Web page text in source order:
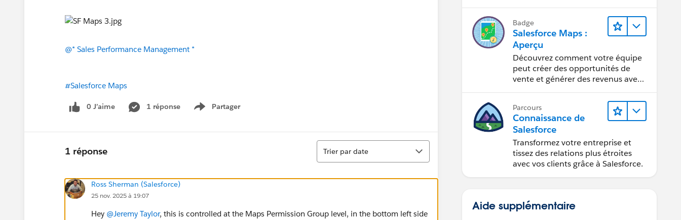
@* Sales Performance Management *
#Salesforce Maps
0 J’aime 1 réponse Partager
Show menu
1 réponse
Tri
Trier par date
Ross Sherman (Salesforce)
25 nov. 2025 à 19:07
Hey @Jeremy Taylor, this is controlled at the Maps Permission Group level, in the bottom left side
Badge
Salesforce Maps :
Aperçu
Découvrez comment votre équipe
peut créer des opportunités de
vente et générer des revenus avec
Parcours
Connaissance de
Salesforce
Transformez votre entreprise et
tissez des relations plus étroites
avec vos clients grâce à Salesforce.
Aide supplémentaire